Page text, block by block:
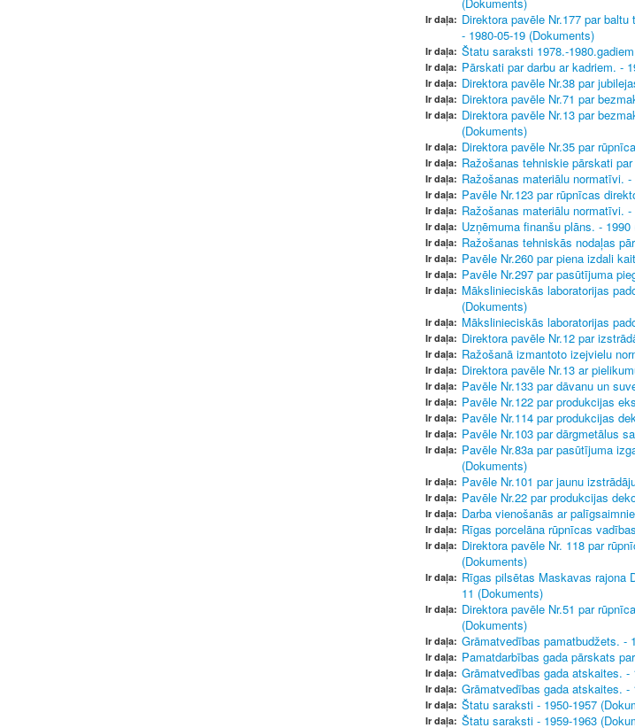
Ir daļa: Direktora pavēle Nr.177 par
- 1980-05-19 (Dokuments)
Ir daļa: Štatu saraksti 1978.-
Ir daļa: Pārskati par darbu ar kadriem. -
Ir daļa: Direktora pavēle Nr.38 par
Ir daļa: Direktora pavēle Nr.71 par
Ir daļa: Direktora pavēle Nr.13 par
(Dokuments)
Ir daļa: Direktora pavēle Nr.35 par
Ir daļa: Ražošanas tehniskie pārskati
Ir daļa: Ražošanas materiālu normatīvi.
Ir daļa: Pavēle Nr.123 par rūpnīcas
Ir daļa: Ražošanas materiālu normatīvi.
Ir daļa: Uzņēmuma finanšu plāns. - 1990
Ir daļa: Ražošanas tehniskās nodaļas
Ir daļa: Pavēle Nr.260 par piena izdali
Ir daļa: Pavēle Nr.297 par pasūtījuma
Ir daļa: Mākslinieciskās laboratorijas
(Dokuments)
Ir daļa: Mākslinieciskās laboratorijas
Ir daļa: Direktora pavēle Nr.12 par
Ir daļa: Ražošanā izmantoto izejvielu
Ir daļa: Direktora pavēle Nr.13 ar
Ir daļa: Pavēle Nr.133 par dāvanu un
Ir daļa: Pavēle Nr.122 par produkcijas
Ir daļa: Pavēle Nr.114 par produkcijas
Ir daļa: Pavēle Nr.103 par dārgmetālus
Ir daļa: Pavēle Nr.83a par pasūtījuma
(Dokuments)
Ir daļa: Pavēle Nr.101 par jaunu
Ir daļa: Pavēle Nr.22 par produkcijas
Ir daļa: Darba vienošanās ar
Ir daļa: Rīgas porcelāna rūpnīcas
Ir daļa: Direktora pavēle Nr. 118 par
(Dokuments)
Ir daļa: Rīgas pilsētas Maskavas rajona
11 (Dokuments)
Ir daļa: Direktora pavēle Nr.51 par
(Dokuments)
Ir daļa: Grāmatvedības pamatbudžets. -
Ir daļa: Pamatdarbības gada pārskats
Ir daļa: Grāmatvedības gada atskaites. -
Ir daļa: Grāmatvedības gada atskaites. -
Ir daļa: Štatu saraksti - 1950-1957
Ir daļa: Štatu saraksti - 1959-1963